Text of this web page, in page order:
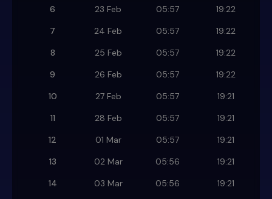
6
23 Feb 05:57
19:22
7
24 Feb 05:57
19:22
8
25 Feb 05:57
19:22
9
26 Feb 05:57
19:22
10
27 Feb 05:57
19:21
11
28 Feb 05:57
19:21
12
01 Mar 05:57
19:21
13
02 Mar 05:56
19:21
14
03 Mar 05:56
19:21